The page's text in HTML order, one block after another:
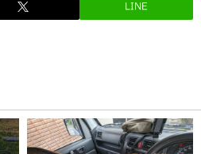
LINE